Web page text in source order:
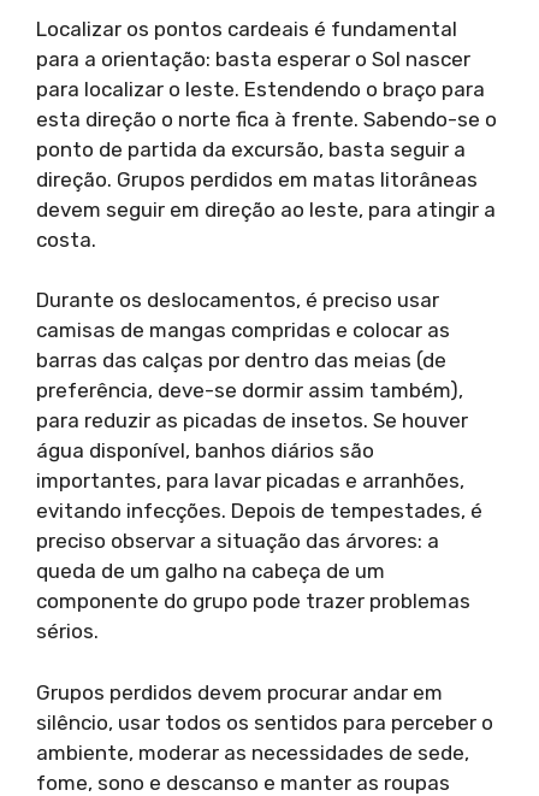
Localizar os pontos cardeais é fundamental
para a orientação: basta esperar o Sol nascer
para localizar o leste. Estendendo o braço para
esta direção o norte fica à frente. Sabendo-se o
ponto de partida da excursão, basta seguir a
direção. Grupos perdidos em matas litorâneas
devem seguir em direção ao leste, para atingir a
costa.
Durante os deslocamentos, é preciso usar
camisas de mangas compridas e colocar as
barras das calças por dentro das meias (de
preferência, deve-se dormir assim também),
para reduzir as picadas de insetos. Se houver
água disponível, banhos diários são
importantes, para lavar picadas e arranhões,
evitando infecções. Depois de tempestades, é
preciso observar a situação das árvores: a
queda de um galho na cabeça de um
componente do grupo pode trazer problemas
sérios.
Grupos perdidos devem procurar andar em
silêncio, usar todos os sentidos para perceber o
ambiente, moderar as necessidades de sede,
fome, sono e descanso e manter as roupas